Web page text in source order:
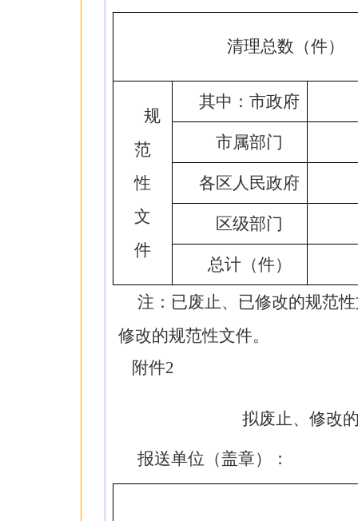
清理总数（件）
规
范
性
文
件
其中：市政府
市属部门
各区人民政府
区级部门
总计（件）
注：已废止、已修改的规范
修改的规范性文件。
附件2
拟废止、修改
报送单位（盖章）：